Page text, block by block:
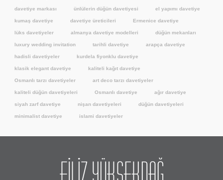
davetiye markası ünlülerin düğün davetiyesi el yapımı davetiye
kumaş davetiye davetiye üreticileri Ermenice davetiye
lüks davetiyeler almanya davetiye modelleri düğün mekanları
luxury wedding invitation tarihli davetiye arapça davetiye
hadisli davetiyeler kurdela fiyonklu davetiye
klasik elegant davetiye kaliteli kağıt davetiye
Osmanlı tarzı davetiyeler art deco tarzı davetiyeler
kaliteli düğün davetiyeleri Osmanlı davetiye ağır davetiye
siyah zarf davetiye nişan davetiyeleri düğün davetiyeleri
minimalist davetiye islami davetiyeler